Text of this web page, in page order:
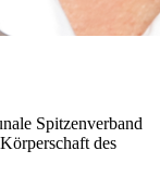
Spitzenverband
des